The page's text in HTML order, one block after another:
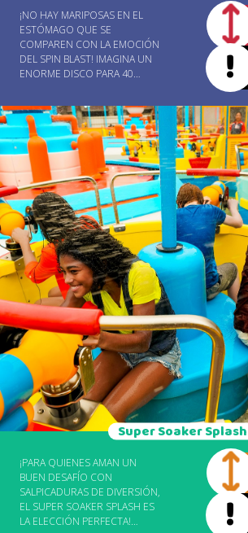
CLAUSTROFOBIA,
LABERINTITIS, PROBLEMAS
CARDÍACOS U OTRAS
COMPLICACIONES MÉDICAS. -
PERSONAS EN ESTADO DE
CONDICIONES FÍSICAS O
PSICOLÓGICAS. - PERSONAS
QUE NO PUEDAN ESTAR
CORRECTAMENTE
ACOMODADAS EN EL ASIENTO
DEL CARRITO, IMPIDIENDO EL
CIERRE ADECUADO DEL
CINTURÓN DE SEGURIDAD
(CINTURA). LA FILA DE LA
ATRACCIÓN SE CIERRA A LAS
19:00, PERO EL JUEGO
CONTINÚA FUNCIONANDO
HASTA QUE EL ÚLTIMO
VISITANTE DISFRUTE DE LA
EXPERIENCIA.
¡NO HAY MARIPOSAS EN EL
ESTÓMAGO QUE SE
COMPAREN CON LA EMOCIÓN
DEL SPIN BLAST! IMAGINA UN
ENORME DISCO PARA 40
FRENÉTICAMENTE SOBRE UN
RIEL CON FORMA DE OLA.
¿ESTÁS LISTO PARA
EMBARCARTE EN UNA
AVENTURA LLENA DE
MOVIMIENTOS INCREÍBLES Y
RISAS CONTAGIOSAS? ¡SI LA
RESPUESTA ES SÍ, ENTONCES
ERES EL PRÓXIMO EN LA FILA
PARA ESTA ATRACCIÓN
EXCLUSIVA EN BRASIL! ALTURA
MÍNIMA PERMITIDA: 120 CM
ATENCIÓN PRIORITARIA:
CONSULTA CON UN MONITOR
DIRECTAMENTE EN LA
ATRACCIÓN. LA FILA PARA EL
JUEGO SE CIERRA A LAS 18H,
PERO LA ATRACCIÓN
FUNCIONA HASTA QUE EL
ÚLTIMO VISITANTE SE
DIVIERTA. • NO SE PERMITE EL
INGRESO DE PERSONAS CON
DISPOSITIVOS MÉDICOS QUE
AL CUERPO.
Super Soaker Splash
¡PARA QUIENES AMAN UN
BUEN DESAFÍO CON
SALPICADURAS DE DIVERSIÓN,
EL SUPER SOAKER SPLASH ES
LA ELECCIÓN PERFECTA!